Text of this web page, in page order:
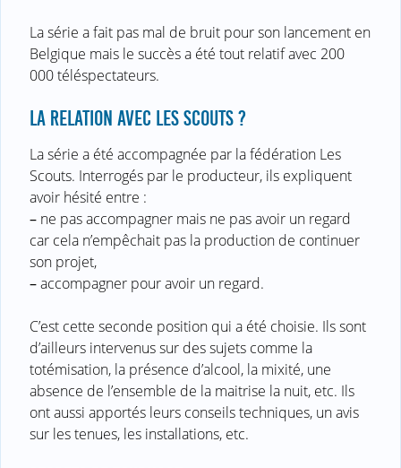
La série a fait pas mal de bruit pour son lancement en
Belgique mais le succès a été tout relatif avec 200
000 téléspectateurs.
LA RELATION AVEC LES SCOUTS ?
La série a été accompagnée par la fédération Les
Scouts. Interrogés par le producteur, ils expliquent
avoir hésité entre :
– ne pas accompagner mais ne pas avoir un regard
car cela n’empêchait pas la production de continuer
son projet,
–accompagner pour avoir un regard.
C’est cette seconde position qui a été choisie. Ils sont
d’ailleurs intervenus sur des sujets comme la
totémisation, la présence d’alcool, la mixité, une
absence de l’ensemble de la maitrise la nuit, etc. Ils
ont aussi apportés leurs conseils techniques, un avis
sur les tenues, les installations, etc.